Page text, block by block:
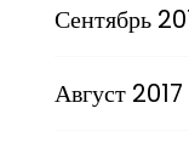
Сентябрь
Август 2017